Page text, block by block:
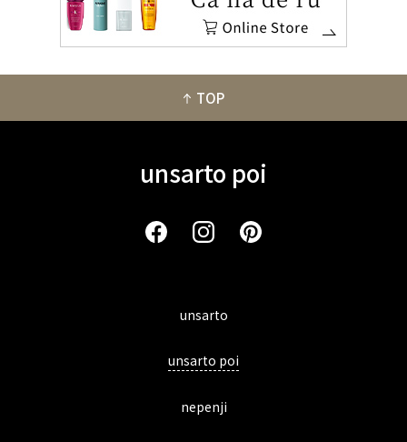
TOP
unsarto poi
unsarto
unsarto poi
nepenji